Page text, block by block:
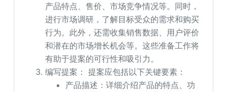
产品特点、售价、市场竞争情况等。同时，
进行市场调研，了解目标受众的需求和购买
行为。此外，还需收集销售数据、用户评价
和潜在的市场增长机会等。这些准备工作将
有助于提案的可行性和吸引力。
编写提案： 提案应包括以下关键要素：
产品描述：详细介绍产品的特点、功